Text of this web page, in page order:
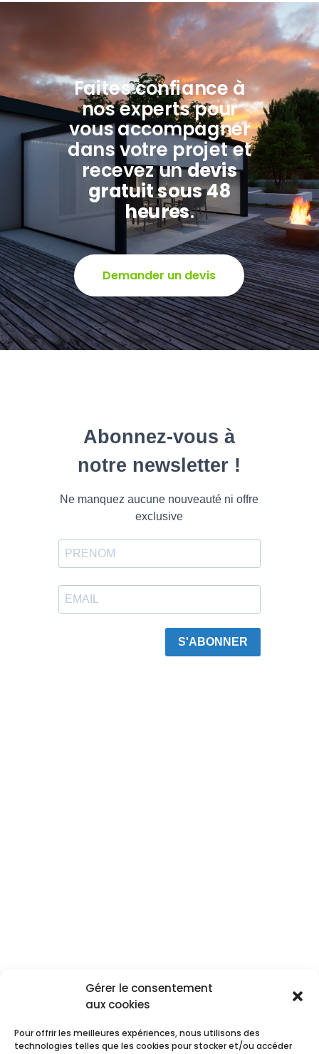
Gérer le consentement
aux cookies
Pour offrir les meilleures expériences, nous utilisons des
technologies telles que les cookies pour stocker et/ou accéder
Faites confiance à
nos experts pour
vous accompagner
dans votre projet et
recevez undevis
gratuit sous 48
heures.
Demander un devis
Abonnez-vous à
notre newsletter !
Ne manquez aucune nouveauté ni offre
exclusive
S'ABONNER